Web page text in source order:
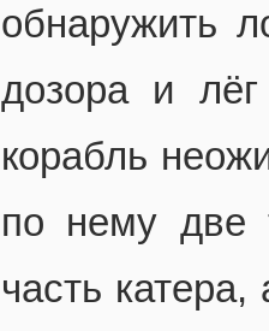
обнаружить
дозора и
корабль
по нему две
часть